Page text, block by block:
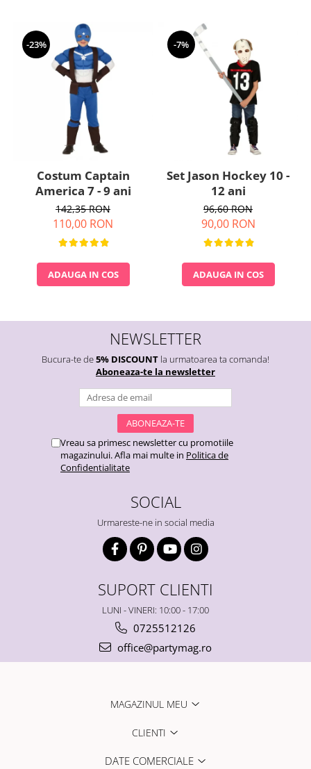
-23%
Costum Captain
America 7 - 9 ani
142,35 RON
110,00 RON
ADAUGA IN COS
-7%
Set Jason Hockey 10 -
12 ani
96,60 RON
90,00 RON
ADAUGA IN COS
NEWSLETTER
Bucura-te de5% DISCOUNT la urmatoarea ta comanda!
Aboneaza-te la newsletter
Vreau sa primesc newsletter cu promotiile
magazinului. Afla mai multe in Politica de
Confidentialitate
SOCIAL
Urmareste-ne in social media
SUPORT CLIENTI
LUNI - VINERI: 10:00 - 17:00
0725512126
office@partymag.ro
MAGAZINUL MEU
CLIENTI
DATE COMERCIALE